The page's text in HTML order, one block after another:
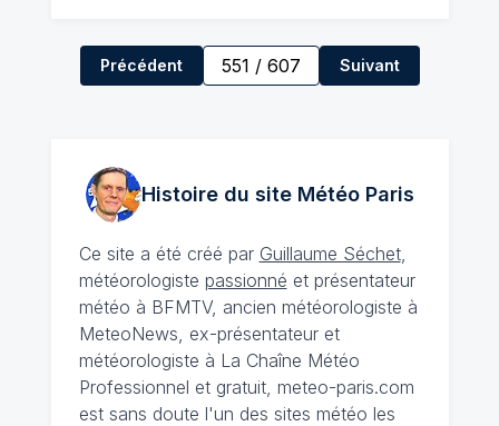
Précédent 551 / 607 Suivant
Histoire du site MétéoParis
Ce site a été créé par Guillaume Séchet,
météorologiste passionné et présentateur
météo à BFMTV, ancien météorologiste à
MeteoNews, ex-présentateur et
météorologiste à La Chaîne Météo
Professionnel et gratuit, meteo-paris.com
est sans doute l'un des sites météo les